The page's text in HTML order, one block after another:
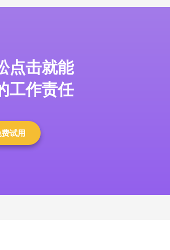
点击就能
工作责任
试用